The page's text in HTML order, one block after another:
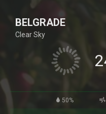
BELGRADE
Clear Sky
50%